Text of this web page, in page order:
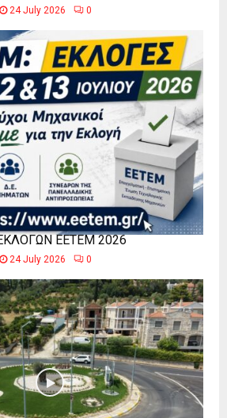
24 July 2026 0
ΕΕΤΕΜ 2026
24 July 2026 0